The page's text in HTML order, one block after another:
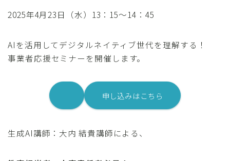
2025年4月23日（水）13：15～14：45
AIを活用してデジタルネイティブ世代を理解する！
事業者応援セミナーを開催します。
申し込みはこちら
生成AI講師：大内 結貴講師による、